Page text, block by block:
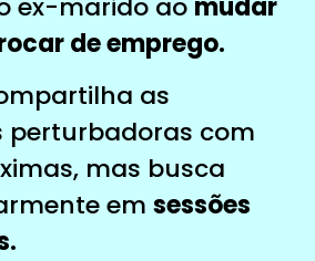
de emprego.
as
perturbadoras com
mas busca
em sessões